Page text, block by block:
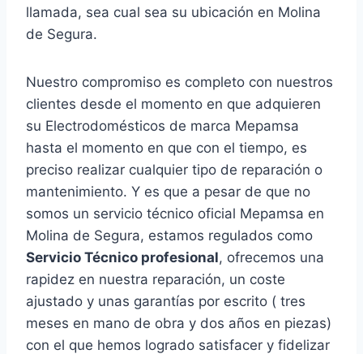
llamada, sea cual sea su ubicación en Molina
de Segura.
Nuestro compromiso es completo con nuestros
clientes desde el momento en que adquieren
su Electrodomésticos de marca Mepamsa
hasta el momento en que con el tiempo, es
preciso realizar cualquier tipo de reparación o
mantenimiento. Y es que a pesar de que no
somos un servicio técnico oficial Mepamsa en
Molina de Segura, estamos regulados como
Servicio Técnico profesional, ofrecemos una
rapidez en nuestra reparación, un coste
ajustado y unas garantías por escrito ( tres
meses en mano de obra y dos años en piezas)
con el que hemos logrado satisfacer y fidelizar